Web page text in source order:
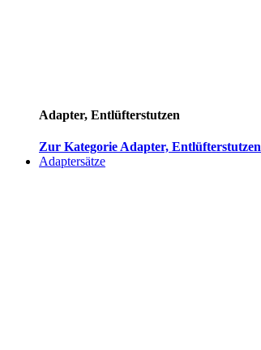
Adapter, Entlüfterstutzen
Zur Kategorie Adapter, Entlüfterstutzen
Adaptersätze